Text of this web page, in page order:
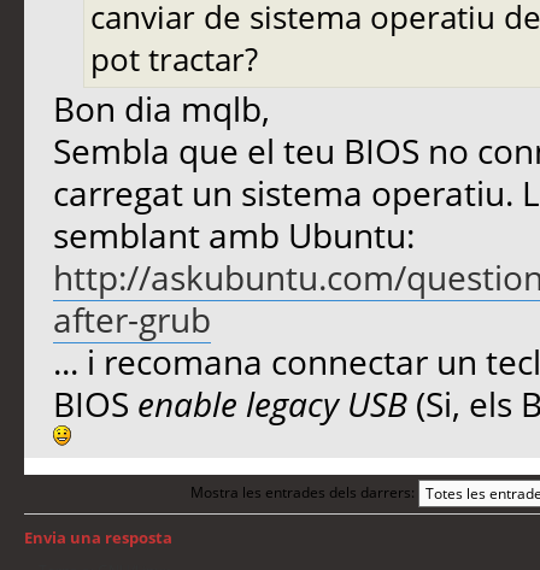
canviar de sistema operatiu
pot tractar?
Bon dia mqlb,
Sembla que el teu BIOS no
carregat un sistema operatiu.
semblant amb Ubuntu:
http://askubuntu.com/
after-grub
... i recomana connectar un
BIOS enable legacy USB(Si, els
Mostra les entrades dels darrers:
Envia una resposta